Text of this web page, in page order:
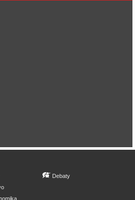
Debaty